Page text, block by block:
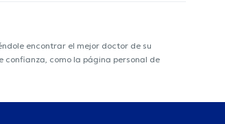
encontrar el mejor doctor de su
confianza, como la página personal de